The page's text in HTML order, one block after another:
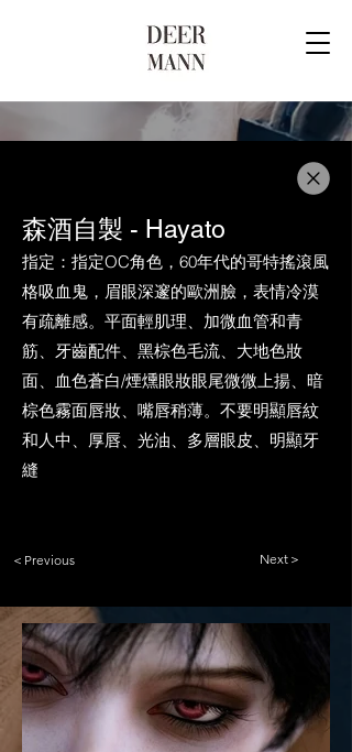
森酒自製 - Hayato
指定：指定OC角色，60年代的哥特搖滾風
格吸血鬼，眉眼深邃的歐洲臉，表情冷漠
有疏離感。平面輕肌理、加微血管和青
筋、牙齒配件、黑棕色毛流、大地色妝
面、血色蒼白/煙燻眼妝眼尾微微上揚、暗
棕色霧面唇妝、嘴唇稍薄。不要明顯唇紋
和人中、厚唇、光油、多層眼皮、明顯牙
縫
＜Previous Next＞